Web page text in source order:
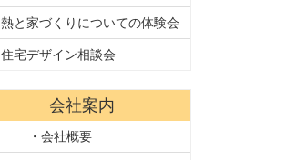
熱と家づくりについての体験会
住宅デザイン相談会
会社案内
・会社概要